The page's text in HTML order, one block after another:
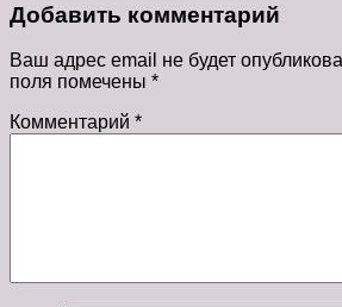
Добавить комментарий
Ваш адрес email не будет
поля помечены *
Комментарий *